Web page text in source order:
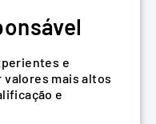
e
valores mais altos
e